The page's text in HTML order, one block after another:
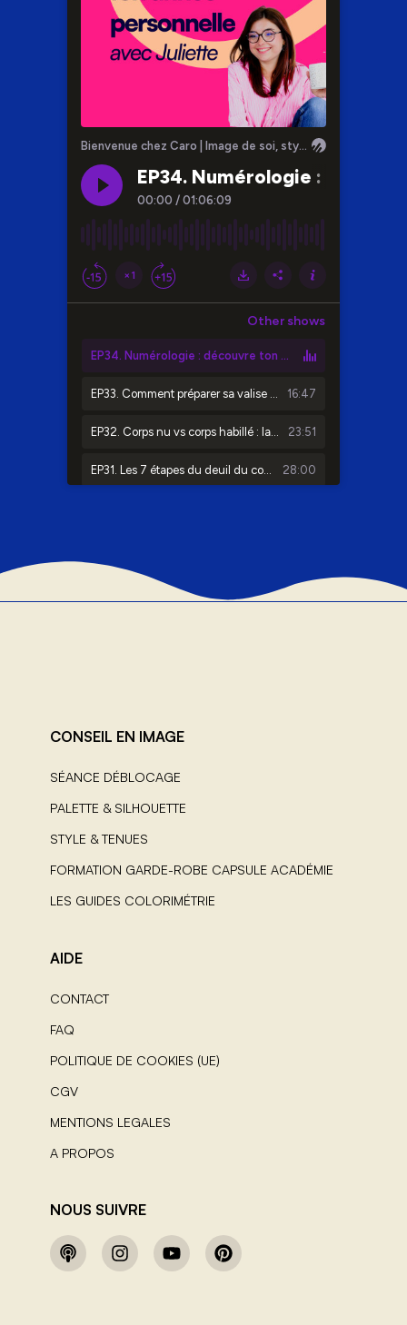
CONSEIL EN IMAGE
SÉANCE DÉBLOCAGE
PALETTE & SILHOUETTE
STYLE & TENUES
FORMATION GARDE-ROBE CAPSULE ACADÉMIE
LES GUIDES COLORIMÉTRIE
AIDE
CONTACT
FAQ
POLITIQUE DE COOKIES (UE)
CGV
MENTIONS LEGALES
A PROPOS
NOUS SUIVRE